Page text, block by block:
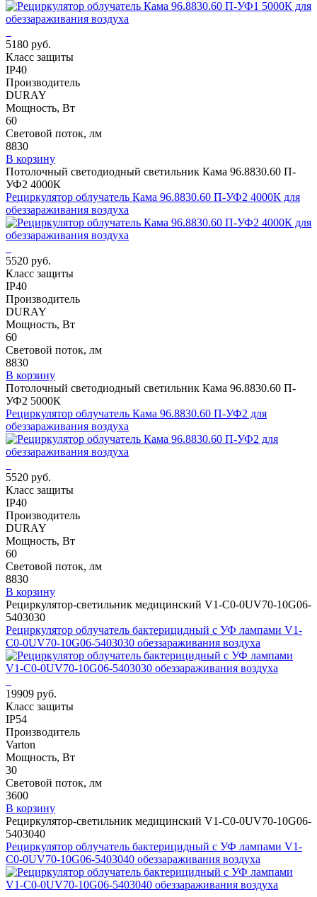
5180 руб.
Класс защиты
IP40
Производитель
DURAY
Мощность, Вт
60
Световой поток, лм
8830
В корзину
Потолочный светодиодный светильник Кама 96.8830.60 П-
УФ2 4000К
Рециркулятор облучатель Кама 96.8830.60 П-УФ2 4000К для
обеззараживания воздуха
5520 руб.
Класс защиты
IP40
Производитель
DURAY
Мощность, Вт
60
Световой поток, лм
8830
В корзину
Потолочный светодиодный светильник Кама 96.8830.60 П-
УФ2 5000К
Рециркулятор облучатель Кама 96.8830.60 П-УФ2 для
обеззараживания воздуха
5520 руб.
Класс защиты
IP40
Производитель
DURAY
Мощность, Вт
60
Световой поток, лм
8830
В корзину
Рециркулятор-светильник медицинский V1-C0-0UV70-10G06-
5403030
Рециркулятор облучатель бактерицидный с УФ лампами V1-
C0-0UV70-10G06-5403030 обеззараживания воздуха
19909 руб.
Класс защиты
IP54
Производитель
Varton
Мощность, Вт
30
Световой поток, лм
3600
В корзину
Рециркулятор-светильник медицинский V1-C0-0UV70-10G06-
5403040
Рециркулятор облучатель бактерицидный с УФ лампами V1-
C0-0UV70-10G06-5403040 обеззараживания воздуха